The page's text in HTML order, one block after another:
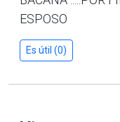
ESPOSO
Es útil (0)